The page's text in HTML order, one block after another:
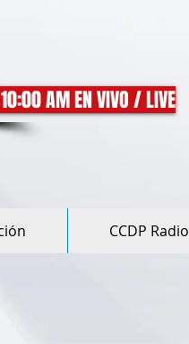
AM EN VIVO / LIVE
CCDP Radio